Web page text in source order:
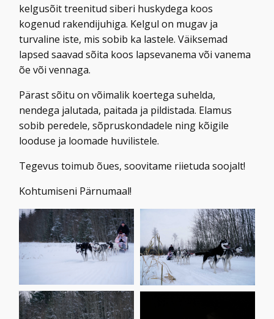
kelgusõit treenitud siberi huskydega koos
kogenud rakendijuhiga. Kelgul on mugav ja
turvaline iste, mis sobib ka lastele. Väiksemad
lapsed saavad sõita koos lapsevanema või vanema
õe või vennaga.
Pärast sõitu on võimalik koertega suhelda,
nendega jalutada, paitada ja pildistada. Elamus
sobib peredele, sõpruskondadele ning kõigile
looduse ja loomade huvilistele.
Tegevus toimub õues, soovitame riietuda soojalt!
Kohtumiseni Pärnumaal!